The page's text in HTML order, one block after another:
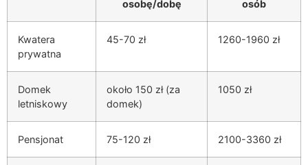
osobę/dobę osób
Kwatera
prywatna
45-70 zł 1260-1960 zł
Domek
letniskowy
około 150 zł (za
domek)
1050 zł
Pensjonat 75-120 zł 2100-3360 zł